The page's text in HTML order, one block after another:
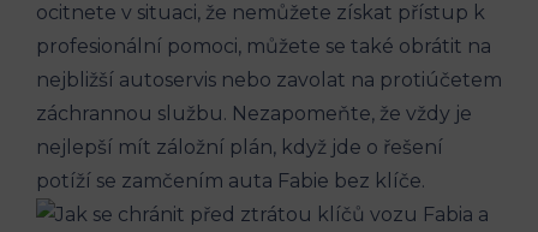
ocitnete v situaci, že nemůžete získat přístup‌ k
profesionální pomoci,​ můžete se také obrátit na ​
nejbližší autoservis nebo zavolat na protiúčetem
záchrannou službu. Nezapomeňte, že vždy je
nejlepší mít záložní plán, když jde o⁢ řešení
potíží se zamčením auta Fabie bez klíče.